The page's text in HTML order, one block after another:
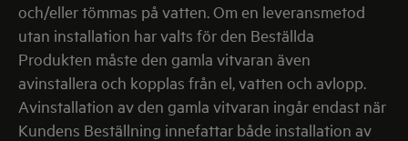
och/eller tömmas på vatten. Om en leveransmetod
utan installation har valts för den Beställda
Produkten måste den gamla vitvaran även
avinstallera och kopplas från el, vatten och avlopp.
Avinstallation av den gamla vitvaran ingår endast när
Kundens Beställning innefattar både installation av